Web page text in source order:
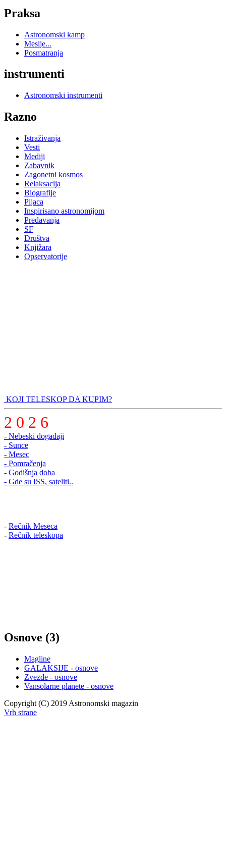
Praksa
Astronomski kamp
Mesije...
Posmatranja
instrumenti
Astronomski instrumenti
Razno
Istraživanja
Vesti
Mediji
Zabavnik
Zagonetni kosmos
Relaksacija
Biografije
Pijaca
Inspirisano astronomijom
Predavanja
SF
Društva
Knjižara
Opservatorije
KOJI TELESKOP DA KUPIM?
2 0 2 6
- Nebeski događaji
- Sunce
- Mesec
- Pomračenja
- Godišnja doba
- Gde su ISS, sateliti..
- Rečnik Meseca
- Rečnik teleskopa
Osnove (3)
Magline
GALAKSIJE - osnove
Zvezde - osnove
Vansolarne planete - osnove
Copyright (C) 2019 Astronomski magazin
Vrh strane